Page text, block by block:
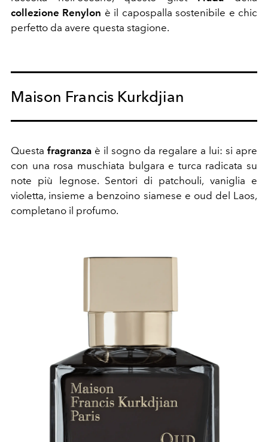
collezione Renylon è il capospalla sostenibile e chic
perfetto da avere questa stagione.
Maison Francis Kurkdjian
Questa fragranza è il sogno da regalare a lui: si apre
con una rosa muschiata bulgara e turca radicata su
note più legnose. Sentori di patchouli, vaniglia e
violetta, insieme a benzoino siamese e oud del Laos,
completano il profumo.